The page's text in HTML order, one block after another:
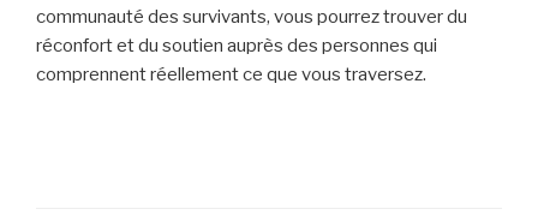
communauté des survivants, vous pourrez trouver du
réconfort et du soutien auprès des personnes qui
comprennent réellement ce que vous traversez.